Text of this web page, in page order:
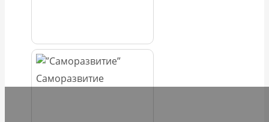
Саморазвитие